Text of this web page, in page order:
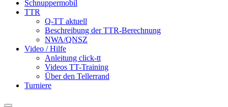
Schnuppermobil
TTR
Q-TT aktuell
Beschreibung der TTR-Berechnung
NWA/QNSZ
Video / Hilfe
Anleitung click-tt
Videos TT-Training
Über den Tellerrand
Turniere